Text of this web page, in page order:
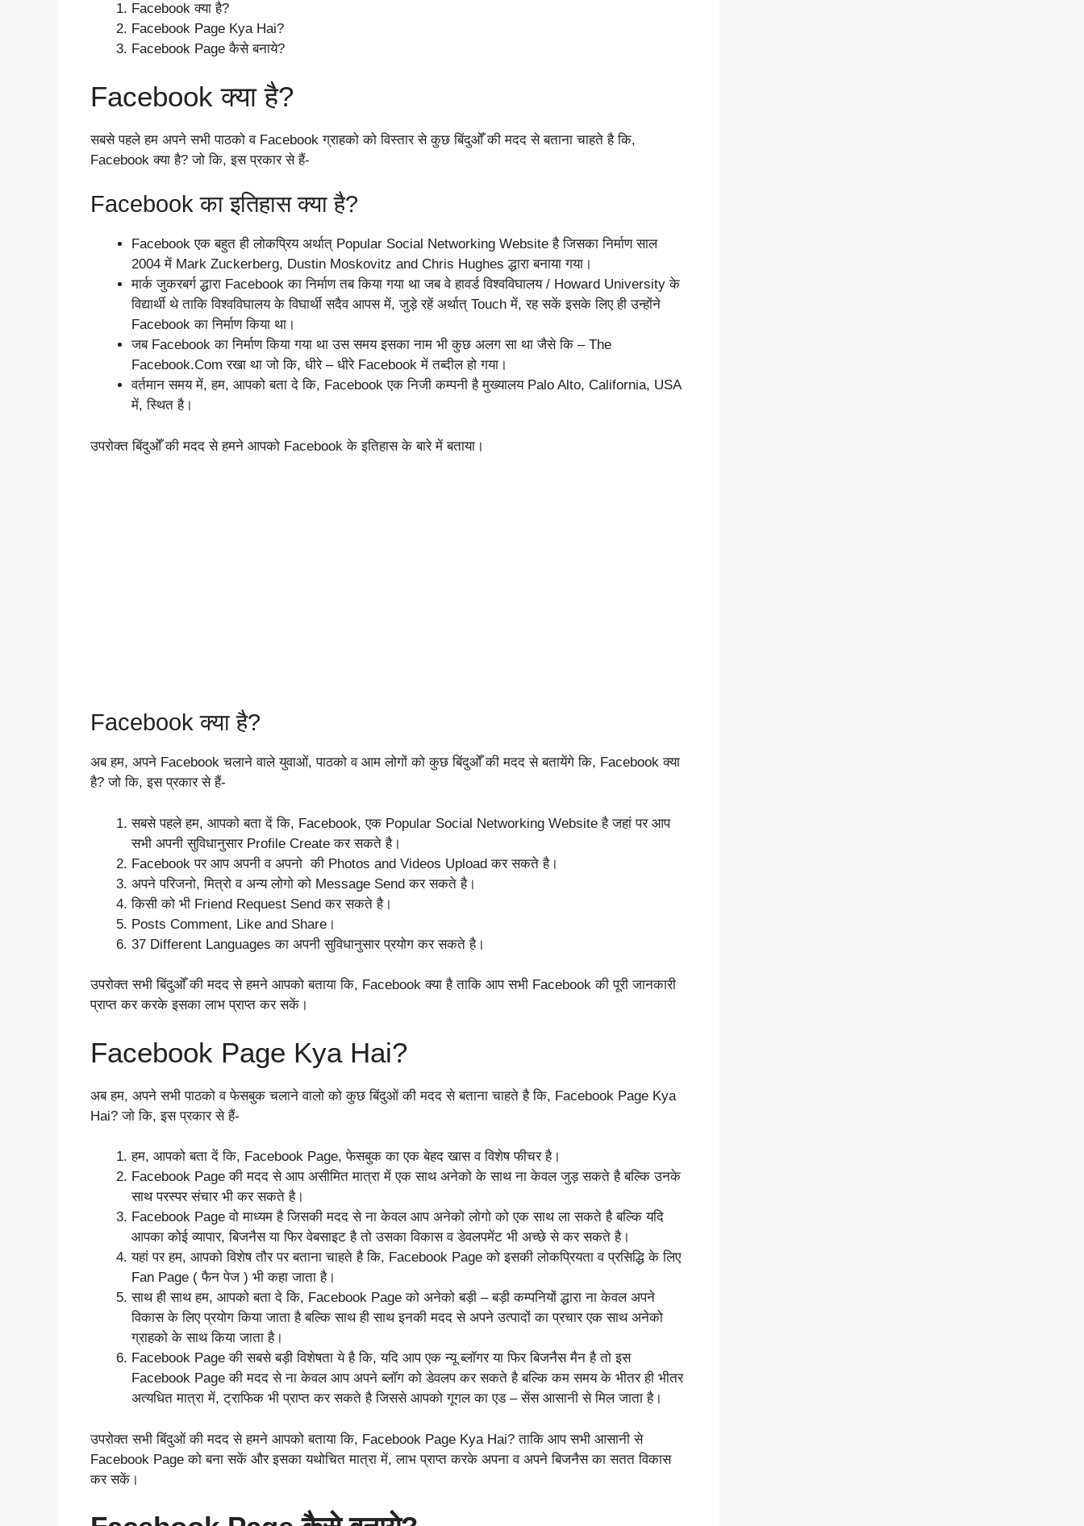
Facebook क्या है?
Facebook Page Kya Hai?
Facebook Page कैसे बनाये?
Facebook क्या है?
सबसे पहले हम अपने सभी पाठको व Facebook ग्राहको को विस्तार से कुछ बिंदुओँ की मदद से बताना चाहते है कि,
Facebook क्या है? जो कि, इस प्रकार से हैं-
Facebook का इतिहास क्या है?
Facebook एक बहुत ही लोकप्रिय अर्थात् Popular Social Networking Website है जिसका निर्माण साल
2004 में Mark Zuckerberg, Dustin Moskovitz and Chris Hughes द्धारा बनाया गया।
मार्क जुकरबर्ग द्धारा Facebook का निर्माण तब किया गया था जब वे हावर्ड विश्वविघालय / Howard University के
विद्यार्थी थे ताकि विश्वविघालय के विघार्थी सदैव आपस में, जुड़े रहें अर्थात् Touch में, रह सकें इसके लिए ही उन्होंने
Facebook का निर्माण किया था।
जब Facebook का निर्माण किया गया था उस समय इसका नाम भी कुछ अलग सा था जैसे कि – The
Facebook.Com रखा था जो कि, धीरे – धीरे Facebook में तब्दील हो गया।
वर्तमान समय में, हम, आपको बता दे कि, Facebook एक निजी कम्पनी है मुख्यालय Palo Alto, California, USA
में, स्थित है।
उपरोक्त बिंदुओँ की मदद से हमने आपको Facebook के इतिहास के बारे में बताया।
Facebook क्या है?
अब हम, अपने Facebook चलाने वाले युवाओं, पाठको व आम लोगों को कुछ बिंदुओँ की मदद से बतायेंगे कि, Facebook क्या
है? जो कि, इस प्रकार से हैं-
सबसे पहले हम, आपको बता दें कि, Facebook, एक Popular Social Networking Website है जहां पर आप
सभी अपनी सुविधानुसार Profile Create कर सकते है।
Facebook पर आप अपनी व अपनो की Photos and Videos Upload कर सकते है।
अपने परिजनो, मित्रो व अन्य लोगो को Message Send कर सकते है।
किसी को भी Friend Request Send कर सकते है।
Posts Comment, Like and Share।
37 Different Languages का अपनी सुविधानुसार प्रयोग कर सकते है।
उपरोक्त सभी बिंदुओँ की मदद से हमने आपको बताया कि, Facebook क्या है ताकि आप सभी Facebook की पूरी जानकारी
प्राप्त कर करके इसका लाभ प्राप्त कर सकें।
Facebook Page Kya Hai?
अब हम, अपने सभी पाठको व फेसबुक चलाने वालो को कुछ बिंदुओं की मदद से बताना चाहते है कि, Facebook Page Kya
Hai? जो कि, इस प्रकार से हैं-
हम, आपको बता दें कि, Facebook Page, फेसबुक का एक बेहद खास व विशेष फीचर है।
Facebook Page की मदद से आप असीमित मात्रा में एक साथ अनेको के साथ ना केवल जुड़ सकते है बल्कि उनके
साथ परस्पर संचार भी कर सकते है।
Facebook Page वो माध्यम है जिसकी मदद से ना केवल आप अनेको लोगो को एक साथ ला सकते है बल्कि यदि
आपका कोई व्यापार, बिजनैस या फिर वेबसाइट है तो उसका विकास व डेवलपमेंट भी अच्छे से कर सकते है।
यहां पर हम, आपको विशेष तौर पर बताना चाहते है कि, Facebook Page को इसकी लोकप्रियता व प्रसिद्धि के लिए
Fan Page ( फैन पेज ) भी कहा जाता है।
साथ ही साथ हम, आपको बता दे कि, Facebook Page को अनेको बड़ी – बड़ी कम्पनियों द्धारा ना केवल अपने
विकास के लिए प्रयोग किया जाता है बल्कि साथ ही साथ इनकी मदद से अपने उत्पादों का प्रचार एक साथ अनेको
ग्राहको के साथ किया जाता है।
Facebook Page की सबसे बड़ी विशेषता ये है कि, यदि आप एक न्यू ब्लॉगर या फिर बिजनैस मैन है तो इस
Facebook Page की मदद से ना केवल आप अपने ब्लॉग को डेवलप कर सकते है बल्कि कम समय के भीतर ही भीतर
अत्यधित मात्रा में, ट्राफिक भी प्राप्त कर सकते है जिससे आपको गूगल का एड – सेंस आसानी से मिल जाता है।
उपरोक्त सभी बिंदुओं की मदद से हमने आपको बताया कि, Facebook Page Kya Hai? ताकि आप सभी आसानी से
Facebook Page को बना सकें और इसका यथोचित मात्रा में, लाभ प्राप्त करके अपना व अपने बिजनैस का सतत विकास
कर सकें।